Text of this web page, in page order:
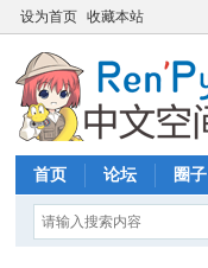
设为首页 收藏本站
首页 论坛 圈子